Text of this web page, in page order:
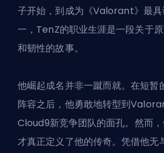
子开始，到成为《Valorant》最具
一，TenZ的职业生涯是一段关于
和韧性的故事。
他崛起成名并非一蹴而就。在短暂
阵容之后，他勇敢地转型到
Cloud9新竞争团队的面孔。然而
才真正定义了他的传奇。凭借他无